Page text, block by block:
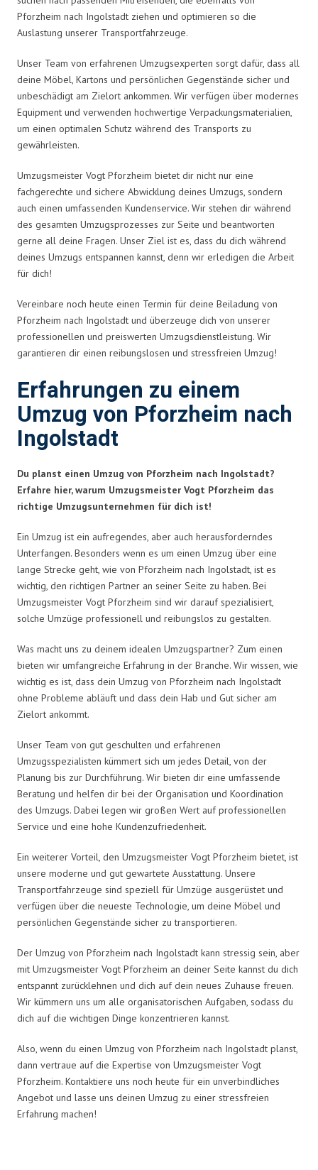
Pforzheim nach Ingolstadt ziehen und optimieren so die
Auslastung unserer Transportfahrzeuge.
Unser Team von erfahrenen Umzugsexperten sorgt dafür, dass all
deine Möbel, Kartons und persönlichen Gegenstände sicher und
unbeschädigt am Zielort ankommen. Wir verfügen über modernes
Equipment und verwenden hochwertige Verpackungsmaterialien,
um einen optimalen Schutz während des Transports zu
gewährleisten.
Umzugsmeister Vogt Pforzheim bietet dir nicht nur eine
fachgerechte und sichere Abwicklung deines Umzugs, sondern
auch einen umfassenden Kundenservice. Wir stehen dir während
des gesamten Umzugsprozesses zur Seite und beantworten
gerne all deine Fragen. Unser Ziel ist es, dass du dich während
deines Umzugs entspannen kannst, denn wir erledigen die Arbeit
für dich!
Vereinbare noch heute einen Termin für deine Beiladung von
Pforzheim nach Ingolstadt und überzeuge dich von unserer
professionellen und preiswerten Umzugsdienstleistung. Wir
garantieren dir einen reibungslosen und stressfreien Umzug!
Erfahrungen zu einem
Umzug von Pforzheim nach
Ingolstadt
Du planst einen Umzug von Pforzheim nach Ingolstadt?
Erfahre hier, warum Umzugsmeister Vogt Pforzheim das
richtige Umzugsunternehmen für dich ist!
Ein Umzug ist ein aufregendes, aber auch herausforderndes
Unterfangen. Besonders wenn es um einen Umzug über eine
lange Strecke geht, wie von Pforzheim nach Ingolstadt, ist es
wichtig, den richtigen Partner an seiner Seite zu haben. Bei
Umzugsmeister Vogt Pforzheim sind wir darauf spezialisiert,
solche Umzüge professionell und reibungslos zu gestalten.
Was macht uns zu deinem idealen Umzugspartner? Zum einen
bieten wir umfangreiche Erfahrung in der Branche. Wir wissen, wie
wichtig es ist, dass dein Umzug von Pforzheim nach Ingolstadt
ohne Probleme abläuft und dass dein Hab und Gut sicher am
Zielort ankommt.
Unser Team von gut geschulten und erfahrenen
Umzugsspezialisten kümmert sich um jedes Detail, von der
Planung bis zur Durchführung. Wir bieten dir eine umfassende
Beratung und helfen dir bei der Organisation und Koordination
des Umzugs. Dabei legen wir großen Wert auf professionellen
Service und eine hohe Kundenzufriedenheit.
Ein weiterer Vorteil, den Umzugsmeister Vogt Pforzheim bietet, ist
unsere moderne und gut gewartete Ausstattung. Unsere
Transportfahrzeuge sind speziell für Umzüge ausgerüstet und
verfügen über die neueste Technologie, um deine Möbel und
persönlichen Gegenstände sicher zu transportieren.
Der Umzug von Pforzheim nach Ingolstadt kann stressig sein, aber
mit Umzugsmeister Vogt Pforzheim an deiner Seite kannst du dich
entspannt zurücklehnen und dich auf dein neues Zuhause freuen.
Wir kümmern uns um alle organisatorischen Aufgaben, sodass du
dich auf die wichtigen Dinge konzentrieren kannst.
Also, wenn du einen Umzug von Pforzheim nach Ingolstadt planst,
dann vertraue auf die Expertise von Umzugsmeister Vogt
Pforzheim. Kontaktiere uns noch heute für ein unverbindliches
Angebot und lasse uns deinen Umzug zu einer stressfreien
Erfahrung machen!